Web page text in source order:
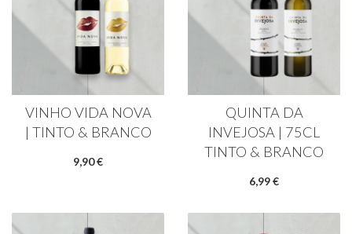
VINHO VIDA NOVA
| TINTO & BRANCO
9,90 €
QUINTA DA
INVEJOSA | 75CL
TINTO & BRANCO
6,99 €